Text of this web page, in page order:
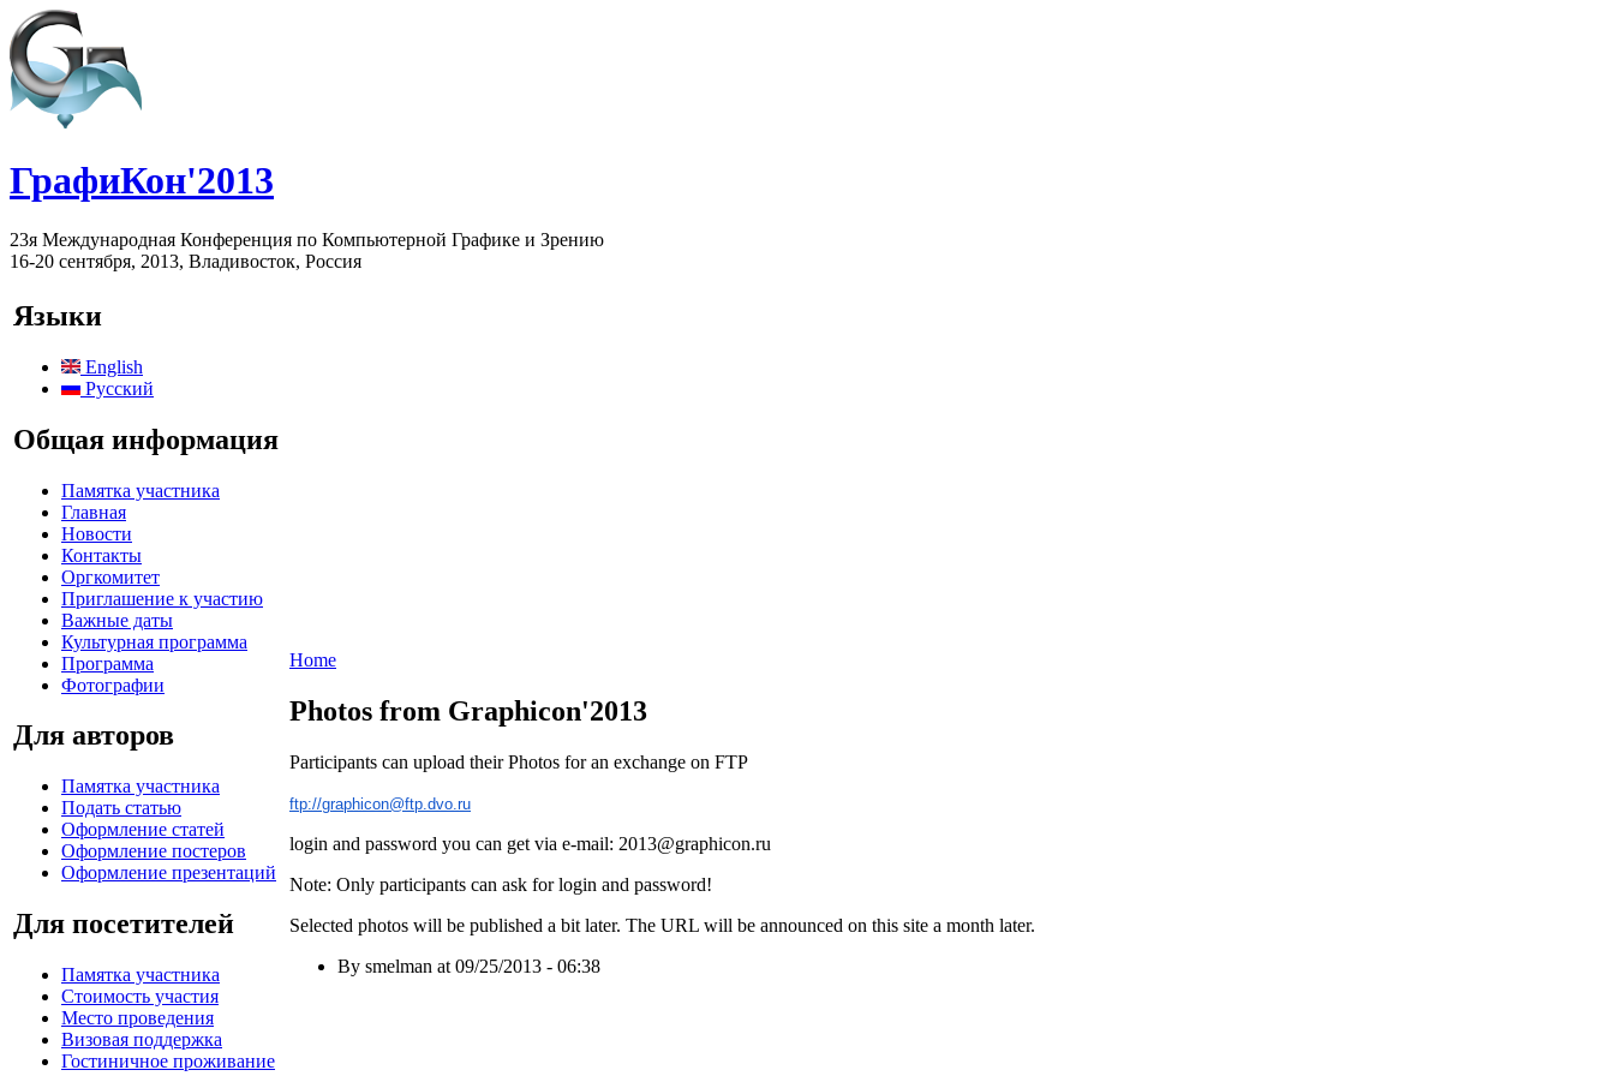
ГрафиКон'2013
23я Международная Конференция по Компьютерной Графике и Зрению
16-20 сентября, 2013, Владивосток, Россия
Языки
English
Русский
Общая информация
Памятка участника
Главная
Новости
Контакты
Оргкомитет
Приглашение к участию
Важные даты
Культурная программа
Программа
Фотографии
Для авторов
Памятка участника
Подать статью
Оформление статей
Оформление постеров
Оформление презентаций
Для посетителей
Памятка участника
Стоимость участия
Место проведения
Визовая поддержка
Гостиничное проживание
Home
Photos from Graphicon'2013
Participants can upload their Photos for an exchange on FTP
ftp://graphicon@ftp.dvo.ru
login and password you can get via e-mail: 2013@graphicon.ru
Note: Only participants can ask for login and password!
Selected photos will be published a bit later. The URL will be announced on this site a month later.
By smelman at 09/25/2013 - 06:38